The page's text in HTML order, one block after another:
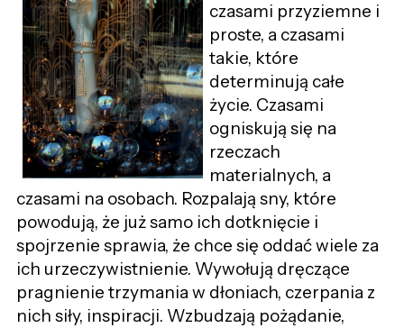
czasami przyziemne i
proste, a czasami
takie, które
determinują całe
życie. Czasami
ogniskują się na
rzeczach
materialnych, a
czasami na osobach. Rozpalają sny, które
powodują, że już samo ich dotknięcie i
spojrzenie sprawia, że chce się oddać wiele za
ich urzeczywistnienie. Wywołują dręczące
pragnienie trzymania w dłoniach, czerpania z
nich siły, inspiracji. Wzbudzają pożądanie,